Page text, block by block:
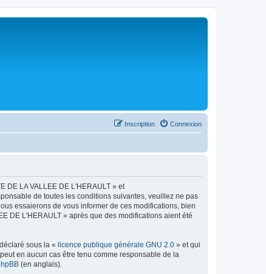
Connexion
Inscription
DE LA VALLEE DE L'HERAULT » et
de toutes les conditions suivantes, veuillez ne pas
essaierons de vous informer de ces modifications, bien
DE L'HERAULT » après que des modifications aient été
sous la « licence publique générale GNU 2.0 » et qui
en aucun cas être tenu comme responsable de la
(en anglais).